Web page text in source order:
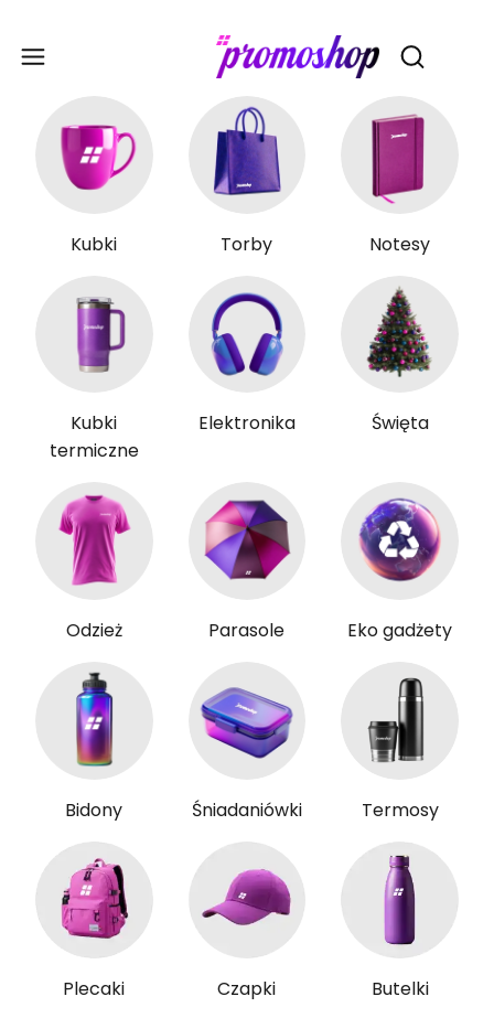
Otwórz
Kubki Torby Notesy
Kubki
termiczne
Elektronika Święta
Odzież Parasole Eko gadżety
Bidony Śniadaniówki Termosy
Plecaki Czapki Butelki